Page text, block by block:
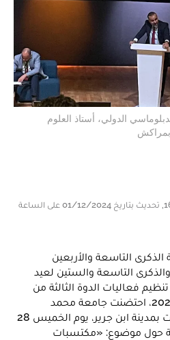
الدولي، أستاذ العلوم
بمراكش
في 01/12/2024 على الساعة 16:45, تحديث بتاريخ 01/12/2024 على الساعة
الذكرى التاسعة والأربعين
التاسعة والستين لعيد
فعاليات الدوة الثالثة من
ملتقى الرحامنة برسم سنة 2024، احتضنت جامعة محمد
السادس متعددة التخصصات بمدينة ابن جرير، يوم الخميس 28
دولية حول موضوع: «مكتسبات